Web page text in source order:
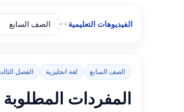
الفيديوهات التعليمية>>
الصف السابع لغة انجليزية الفصل
المفردات المطلوبة